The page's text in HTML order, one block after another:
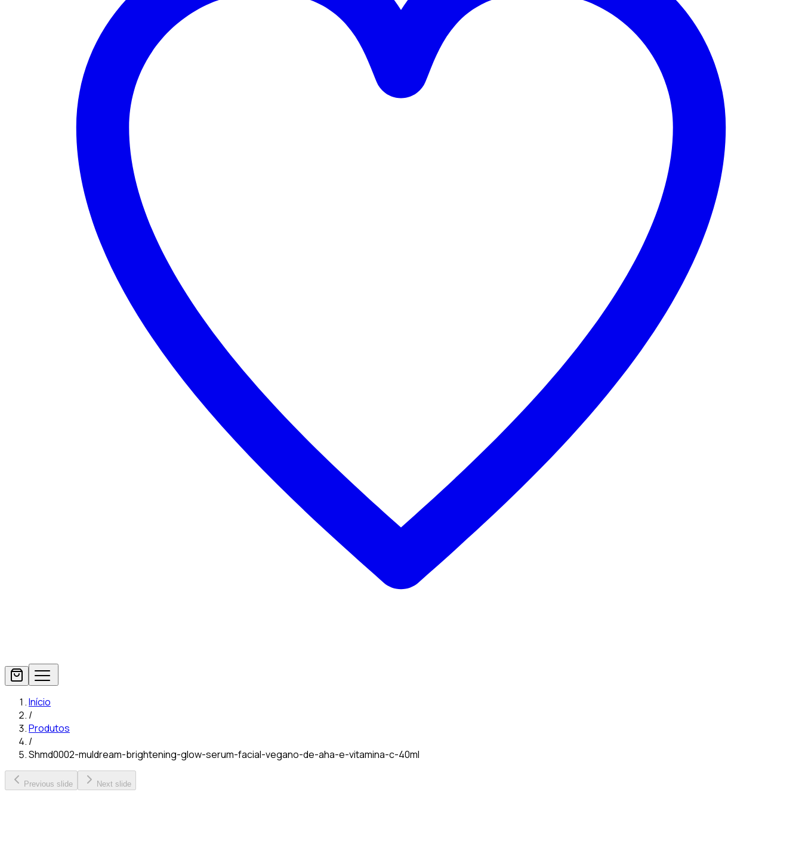
Início
/
Produtos
/
Shmd0002-muldream-brightening-glow-serum-facial-vegano-de-aha-e-vitamina-c-40ml
Previous slide Next slide